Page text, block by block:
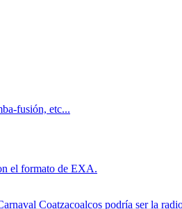
fusión, etc...
el formato de EXA.
Coatzacoalcos podría ser la